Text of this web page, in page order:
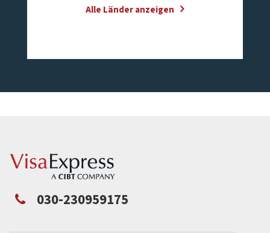
Alle Länder anzeigen
030-230959175